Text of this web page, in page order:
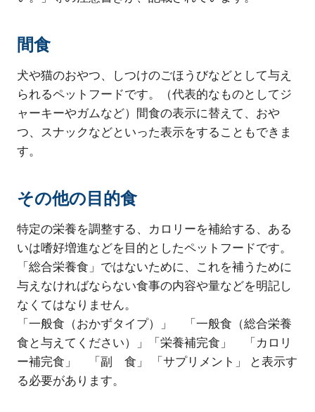
間食
犬や猫のおやつ、しつけのごほうびなどとして与え
られるペットフードです。（代表的なものとしてジ
ャーキーやガムなど）間食の表示に替えて、おや
つ、スナックなどといった表示をすることもできま
す。
その他の目的食
特定の栄養を調整する、カロリーを補給する、ある
いは嗜好増進などを目的としたペットフードです。
「総合栄養食」ではないために、これを補うために
与えなければならない食事の内容や量などを明記し
なくてはなりません。
「一般食（おかずタイプ）」 「一般食（総合栄養
食と与えてください）」「栄養補完食」 「カロリ
ー補完食」 「副 食」 「サプリメント」 と表示す
る必要があります。